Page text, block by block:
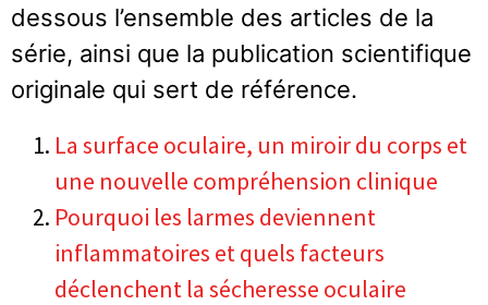
dessous l’ensemble des articles de la
série, ainsi que la publication scientifique
originale qui sert de référence.
La surface oculaire, un miroir du corps et
une nouvelle compréhension clinique
Pourquoi les larmes deviennent
inflammatoires et quels facteurs
déclenchent la sécheresse oculaire